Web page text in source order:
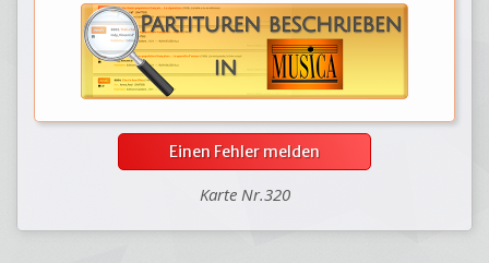
Einen Fehler melden
Karte Nr.320